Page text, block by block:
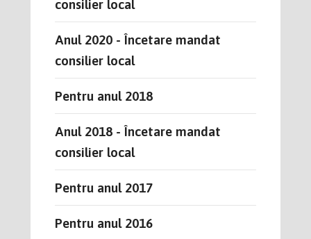
consilier local
Anul 2020 - Încetare mandat
consilier local
Pentru anul 2018
Anul 2018 - Încetare mandat
consilier local
Pentru anul 2017
Pentru anul 2016